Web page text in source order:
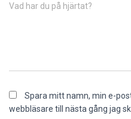
Vad har du på hjärtat?
Spara mitt namn, min e-
webbläsare till nästa gång jag